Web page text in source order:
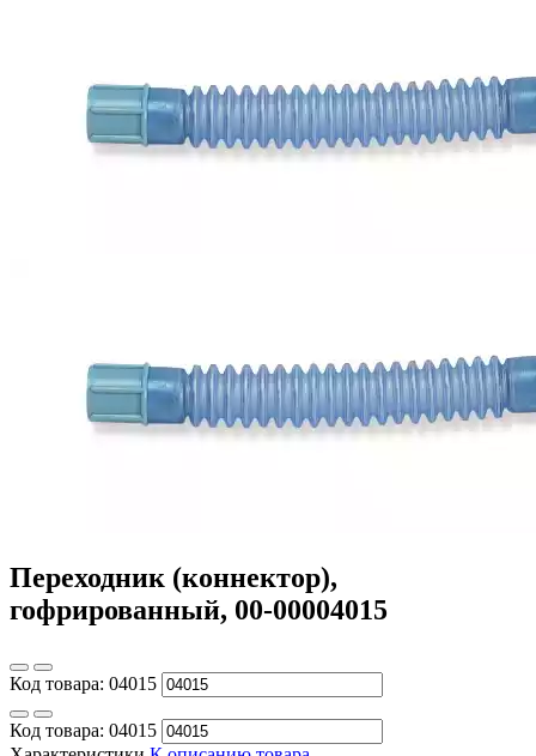
Переходник (коннектор),
гофрированный, 00-00004015
Код товара: 04015
Код товара: 04015